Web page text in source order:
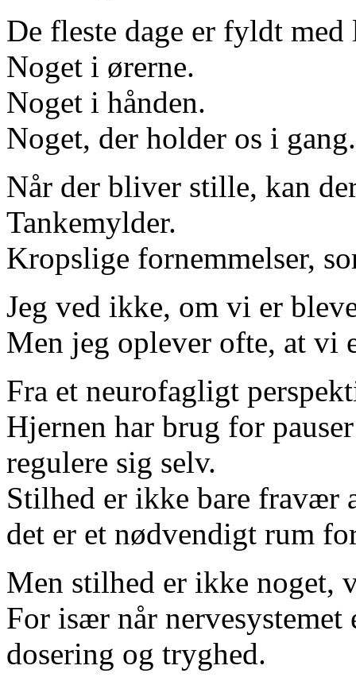
De fleste dage er fyldt
Noget i ørerne.
Noget i hånden.
Noget, der holder os i gang.
Når der bliver stille, kan
Tankemylder.
Kropslige fornemmelser,
Jeg ved ikke, om vi er
Men jeg oplever ofte, at vi
Fra et neurofagligt
Hjernen har brug for
regulere sig selv.
Stilhed er ikke bare fravær
det er et nødvendigt rum
Men stilhed er ikke noget,
For især når
dosering og tryghed.